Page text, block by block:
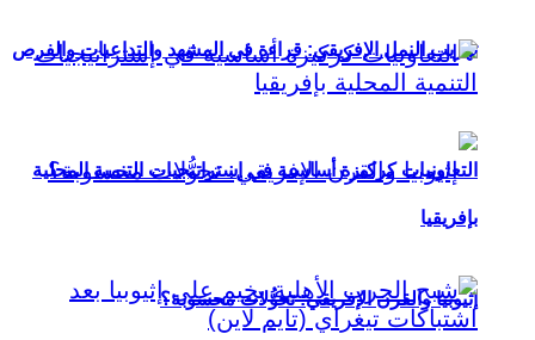
تهريب النمل الإفريقي: قراءة في المشهد والتداعيات والفرص
إثيوبيا والقرن الإفريقي: تحوُّلات محسوبة؟
التعاونيات كركيزة أساسية في إستراتيجيات التنمية المحلية
بإفريقيا